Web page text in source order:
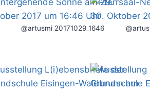
@artusmi 20171029_1646